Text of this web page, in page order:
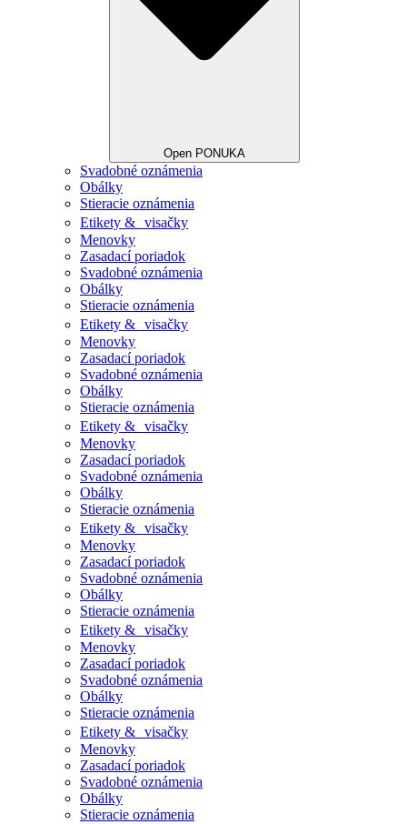
Open PONUKA
Svadobné oznámenia
Obálky
Stieracie oznámenia
Etikety & visačky
Menovky
Zasadací poriadok
Svadobné oznámenia
Obálky
Stieracie oznámenia
Etikety & visačky
Menovky
Zasadací poriadok
Svadobné oznámenia
Obálky
Stieracie oznámenia
Etikety & visačky
Menovky
Zasadací poriadok
Svadobné oznámenia
Obálky
Stieracie oznámenia
Etikety & visačky
Menovky
Zasadací poriadok
Svadobné oznámenia
Obálky
Stieracie oznámenia
Etikety & visačky
Menovky
Zasadací poriadok
Svadobné oznámenia
Obálky
Stieracie oznámenia
Etikety & visačky
Menovky
Zasadací poriadok
Svadobné oznámenia
Obálky
Stieracie oznámenia